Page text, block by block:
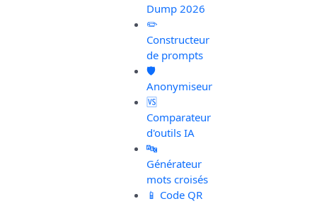
Dump 2026
✏️
Constructeur
de prompts
🛡️
Anonymiseur
🆚
Comparateur
d'outils IA
🔤
Générateur
mots croisés
📱 Code QR